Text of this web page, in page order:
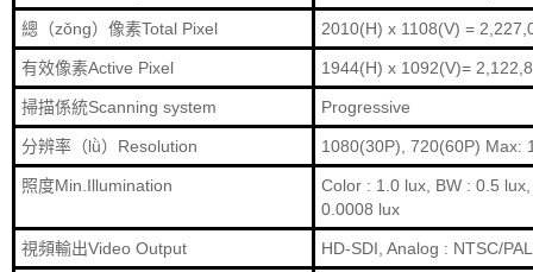
總（zǒng）像素Total Pixel 2010(H) x 1108(V) =
有效像素Active Pixel 1944(H) x 1092(V)=
掃描係統Scanning system Progressive
分辨率（lǜ）Resolution 1080(30P), 720(60P) Max:
照度Min.Illumination
Color : 1.0 lux, BW : 0.5
0.0008 lux
視頻輸出Video Output HD-SDI, Analog : NTSC/